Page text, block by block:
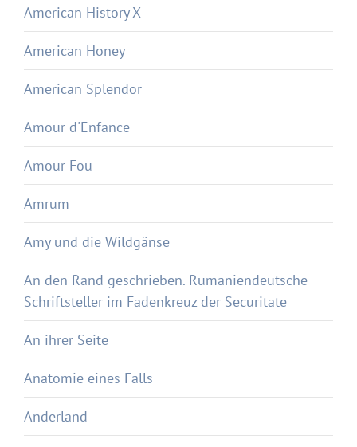
American History X
American Honey
American Splendor
Amour d'Enfance
Amour Fou
Amrum
Amy und die Wildgänse
An den Rand geschrieben. Rumäniendeutsche
Schriftsteller im Fadenkreuz der Securitate
An ihrer Seite
Anatomie eines Falls
Anderland